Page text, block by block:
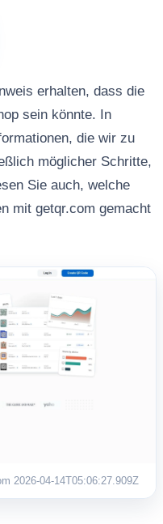
erhalten, dass die
sein könnte. In
die wir zu
möglicher Schritte,
Sie auch, welche
mit getqr.com gemacht
2026-04-14T05:06:27.909Z